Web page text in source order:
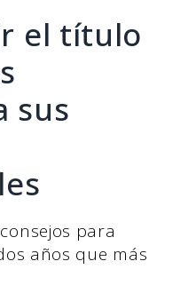
el título
sus
para
años que más